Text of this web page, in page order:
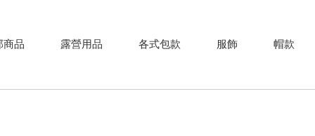
商品 露營用品 各式包款 服飾 帽款